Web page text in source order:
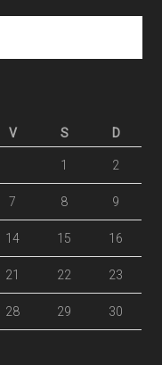
V S D
1 2
7 8 9
14 15 16
21 22 23
28 29 30